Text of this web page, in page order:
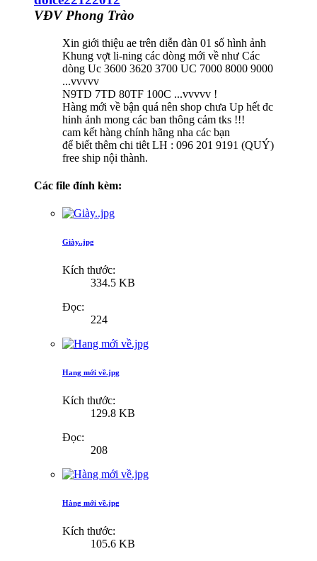
VĐV Phong Trào
Xin giới thiệu ae trên diễn đàn 01 số hình ảnh
Khung vợt li-ning các dòng mới về như Các
dòng Uc 3600 3620 3700 UC 7000 8000 9000
...vvvvv
N9TD 7TD 80TF 100C ...vvvvv !
Hàng mới về bận quá nên shop chưa Up hết đc
hinh ảnh mong các ban thông cảm tks !!!
cam kết hàng chính hãng nha các bạn
để biết thêm chi tiêt LH : 096 201 9191 (QUÝ)
free ship nội thành.
Các file đính kèm:
Giày..jpg
Kích thước:
334.5 KB
Đọc:
224
Hang mới về.jpg
Kích thước:
129.8 KB
Đọc:
208
Hàng mới về.jpg
Kích thước:
105.6 KB